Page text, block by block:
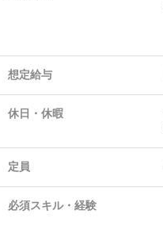
想定給与
休日・休暇
定員
必須スキル・経験